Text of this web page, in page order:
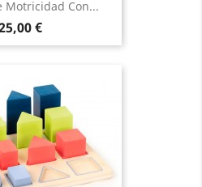
Motricidad Con...
€